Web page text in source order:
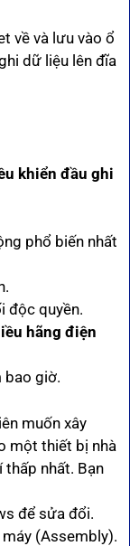
về và lưu vào ổ
dữ liệu lên đĩa
khiển đầu ghi
phổ biến nhất
độc quyền.
hãng điện
bao giờ.
muốn xây
một thiết bị nhà
nhất. Bạn
để sửa đổi.
(Assembly).